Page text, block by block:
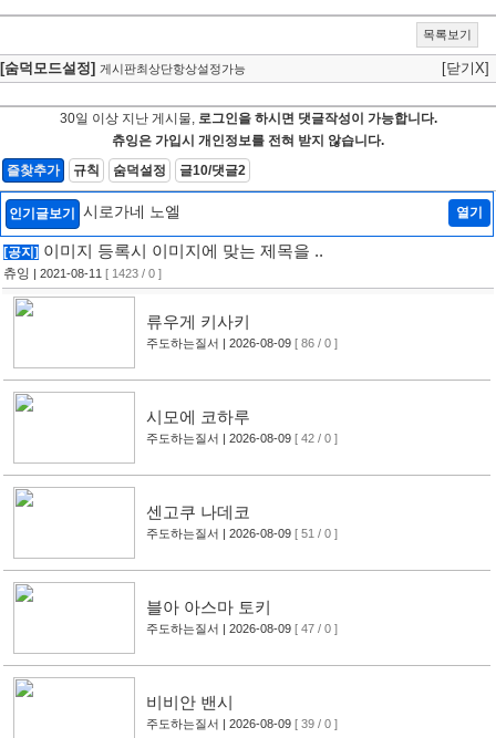
목록보기
[숨덕모드설정] 게시판최상단항상설정가능 [닫기X]
30일 이상 지난 게시물, 로그인을 하시면 댓글작성이 가능합니다.
츄잉은 가입시 개인정보를 전혀 받지 않습니다.
즐찾추가
규칙 숨덕설정 글10/댓글2
인기글보기 시로가네 노엘 열기
[공지] 이미지 등록시 이미지에 맞는 제목을 ..
츄잉 | 2021-08-11 [ 1423 / 0 ]
류우게 키사키
주도하는질서 | 2026-08-09 [ 86 / 0 ]
시모에 코하루
주도하는질서 | 2026-08-09 [ 42 / 0 ]
센고쿠 나데코
주도하는질서 | 2026-08-09 [ 51 / 0 ]
블아 아스마 토키
주도하는질서 | 2026-08-09 [ 47 / 0 ]
비비안 밴시
주도하는질서 | 2026-08-09 [ 39 / 0 ]